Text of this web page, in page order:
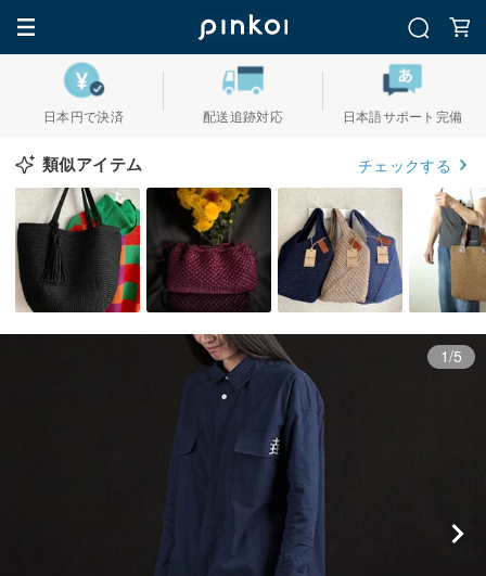
日本円で決済 配送追跡対応 日本語サポート完備
類似アイテム チェックする
1/5